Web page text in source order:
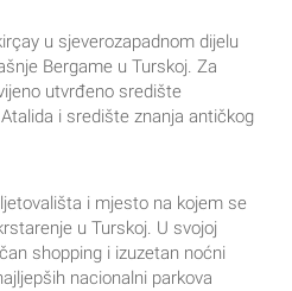
u sjeverozapadnom dijelu
Bergame u Turskoj. Za
utvrđeno središte
i središte znanja antičkog
i mjesto na kojem se
u Turskoj. U svojoj
shopping i izuzetan noćni
nacionalni parkova